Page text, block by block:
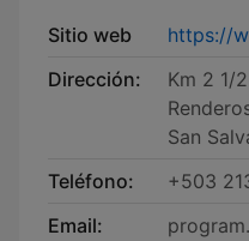
Sitio web
https://
Dirección:
Km 2 1/
San
Teléfono:
+503
Email: